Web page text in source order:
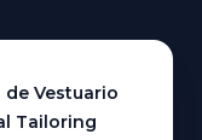
Vestuario
Tailoring